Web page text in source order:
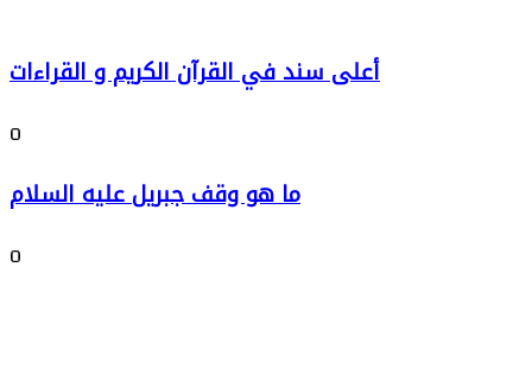
أعلى سند في القرآن الكريم و القراءات
0
ما هو وقف جبريل عليه السلام
0